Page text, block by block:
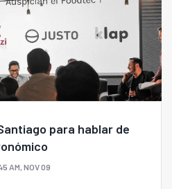
para hablar de
AM, NOV 09